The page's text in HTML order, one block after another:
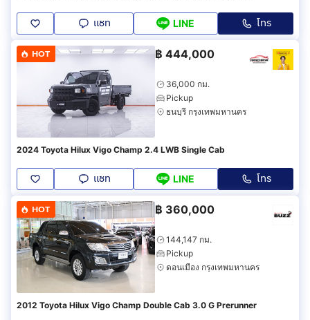
แชท LINE โทร
HOT ฿ 444,000
36,000 กม.
Pickup
ธนบุรี กรุงเทพมหานคร
2024 Toyota Hilux Vigo Champ 2.4 LWB Single Cab
แชท LINE โทร
HOT ฿ 360,000
144,147 กม.
Pickup
ดอนเมือง กรุงเทพมหานคร
2012 Toyota Hilux Vigo Champ Double Cab 3.0 G Prerunner